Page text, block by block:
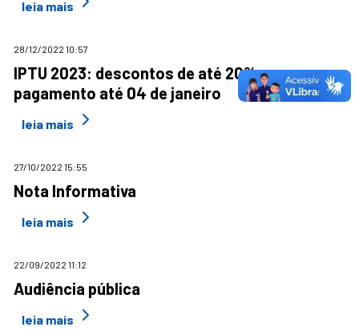
leia mais
28/12/2022 10:57
IPTU 2023: descontos de até 20% para
pagamento até 04 de janeiro
leia mais
27/10/2022 15:55
Nota Informativa
leia mais
22/09/2022 11:12
Audiência pública
leia mais